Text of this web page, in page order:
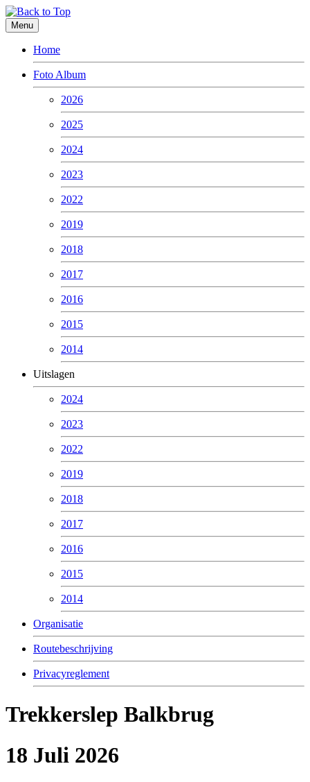
Menu
Home
Foto Album
2026
2025
2024
2023
2022
2019
2018
2017
2016
2015
2014
Uitslagen
2024
2023
2022
2019
2018
2017
2016
2015
2014
Organisatie
Routebeschrijving
Privacyreglement
Trekkerslep Balkbrug
18 Juli 2026